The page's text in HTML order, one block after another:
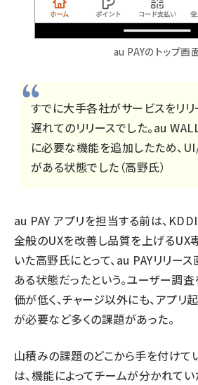
au PAYのトップ画
すでに大手各社がサービスをリリ
遅れてのリリースでした。au
に必要な機能を追加したため、
がある状態でした（高野氏）
au PAY アプリを担当する前は、
全般のUXを改善し品質を上げるUX
いた高野氏にとって、au PAYリリー
ある状態だったという。ユーザー調
価が低く、チャージ以外にも、アプリ
が必要など多くの課題があった。
山積みの課題のどこから手を付けて
は、機能によってチームが分かれて